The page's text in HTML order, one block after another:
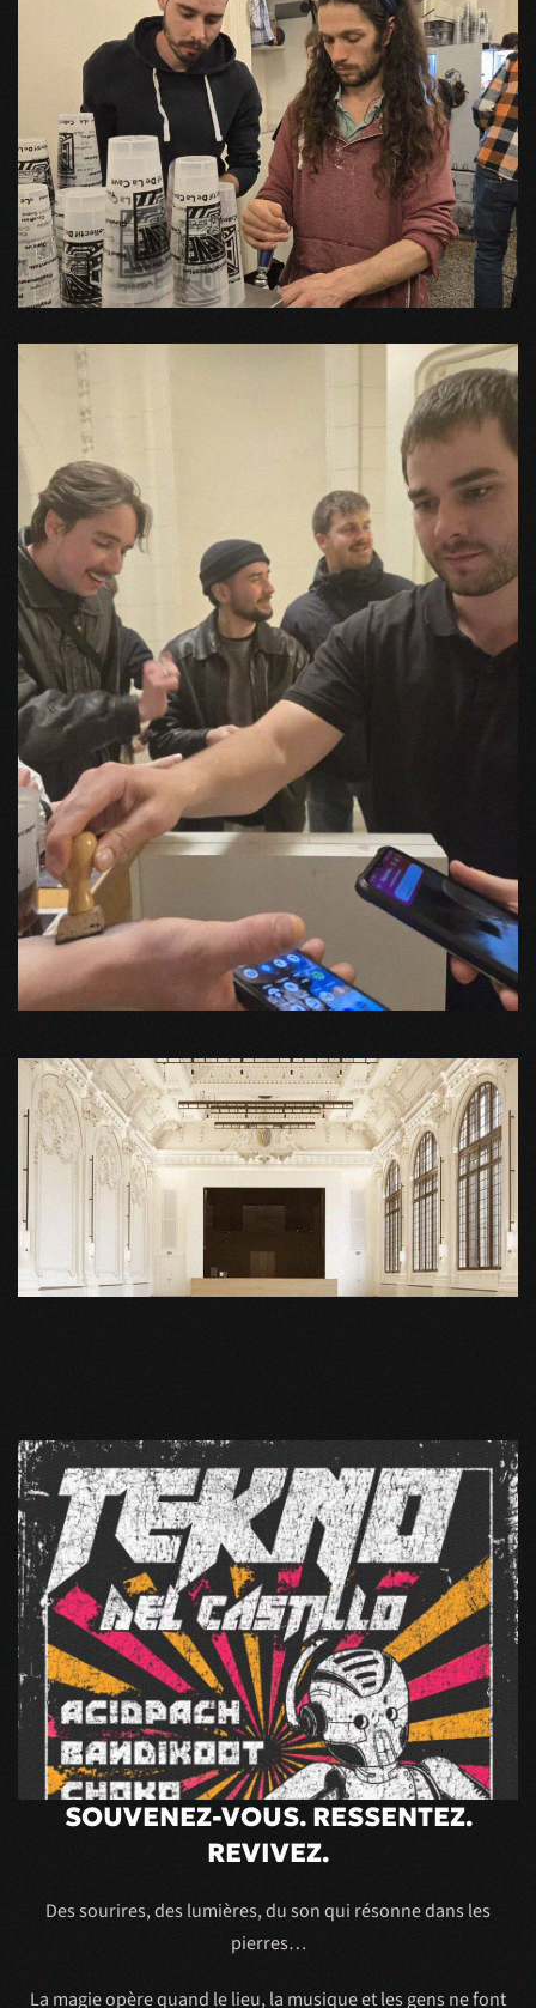
SOUVENEZ-VOUS. RESSENTEZ.
REVIVEZ.
Des sourires, des lumières, du son qui résonne dans les
pierres…
La magie opère quand le lieu, la musique et les gens ne font